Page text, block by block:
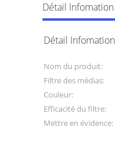
Détail Infomation
Détail Infomation
Nom du produit:
Filtre des médias:
Couleur:
Efficacité du filtre:
Mettre en évidence: